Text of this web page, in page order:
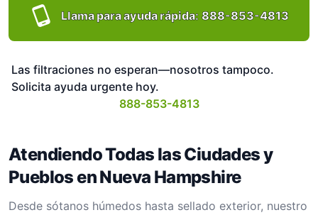
Llama para ayuda rápida: 888-853-4813
Las filtraciones no esperan—nosotros tampoco.
Solicita ayuda urgente hoy.
888-853-4813
Atendiendo Todas las Ciudades y
Pueblos en Nueva Hampshire
Desde sótanos húmedos hasta sellado exterior, nuestro